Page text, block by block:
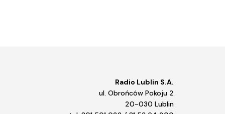
Radio Lublin S.A.
ul. Obrońców Pokoju 2
20-030 Lublin